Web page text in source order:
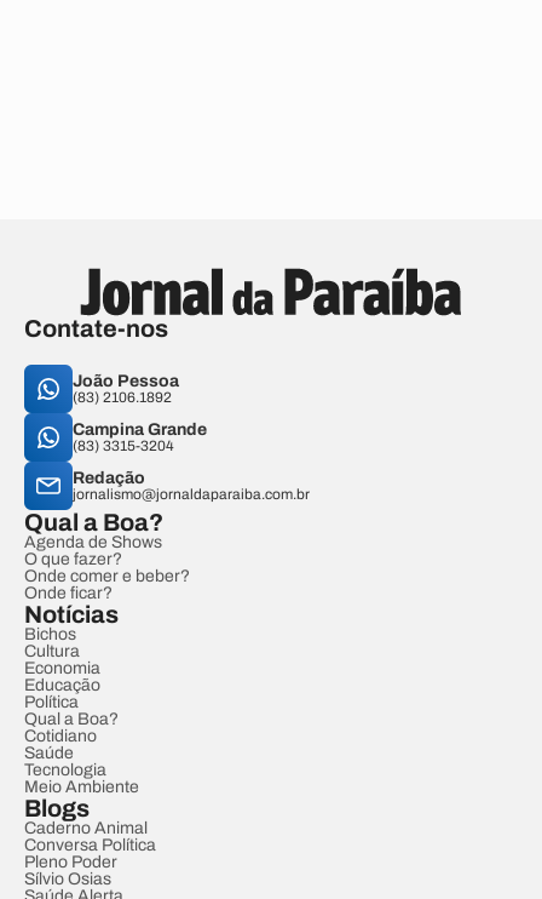
Contate-nos
João Pessoa
(83) 2106.1892
Campina Grande
(83) 3315-3204
Redação
jornalismo@jornaldaparaiba.com.br
Qual a Boa?
Agenda de Shows
O que fazer?
Onde comer e beber?
Onde ficar?
Notícias
Bichos
Cultura
Economia
Educação
Política
Qual a Boa?
Cotidiano
Saúde
Tecnologia
Meio Ambiente
Blogs
Caderno Animal
Conversa Política
Pleno Poder
Sílvio Osias